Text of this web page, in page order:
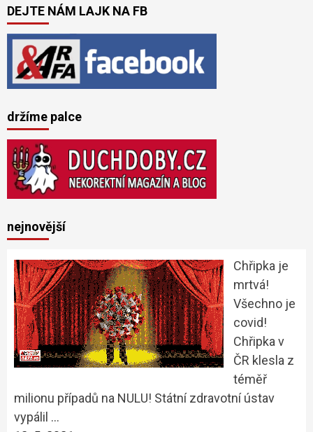
DEJTE NÁM LAJK NA FB
držíme palce
nejnovější
Chřipka je
mrtvá!
Všechno je
covid!
Chřipka v
ČR klesla z
téměř
milionu případů na NULU! Státní zdravotní ústav
vypálil …